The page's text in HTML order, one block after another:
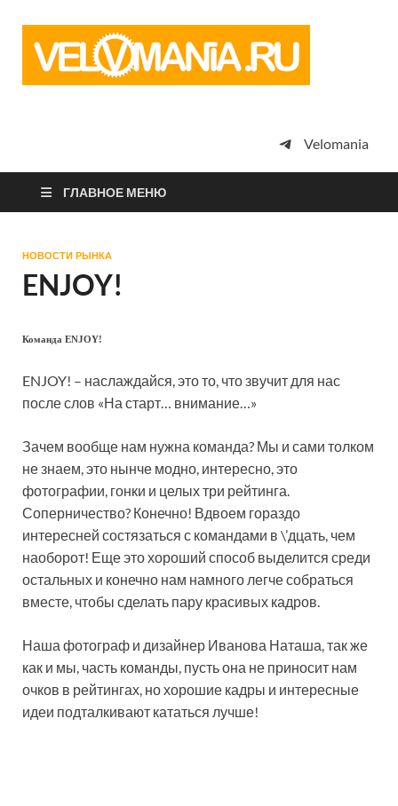
просто
Velomania
ГЛАВНОЕ МЕНЮ
НОВОСТИ РЫНКА
ENJOY!
Команда ENJOY!
ENJOY! – наслаждайся, это то, что звучит для нас
после слов «На старт… внимание…»
Зачем вообще нам нужна команда? Мы и сами толком
не знаем, это нынче модно, интересно, это
фотографии, гонки и целых три рейтинга.
Соперничество? Конечно! Вдвоем гораздо
интересней состязаться с командами в \’дцать, чем
наоборот! Еще это хороший способ выделится среди
остальных и конечно нам намного легче собраться
вместе, чтобы сделать пару красивых кадров.
Наша фотограф и дизайнер Иванова Наташа, так же
как и мы, часть команды, пусть она не приносит нам
очков в рейтингах, но хорошие кадры и интересные
идеи подталкивают кататься лучше!